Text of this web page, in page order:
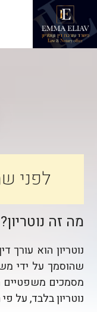
לפני
מה זה נוטריון?
שהוסמך על ידי
מסמכים משפטיים
נוטריון בלבד, על